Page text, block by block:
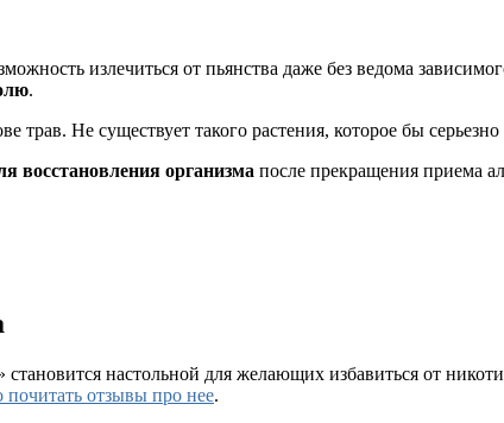
излечиться от пьянства даже без ведома
.
трав. Не существует такого растения, которое бы
восстановления организма после прекращения приема
настольной для желающих избавиться от
отзывы про нее.